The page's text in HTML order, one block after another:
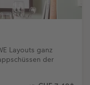
Layouts ganz
der